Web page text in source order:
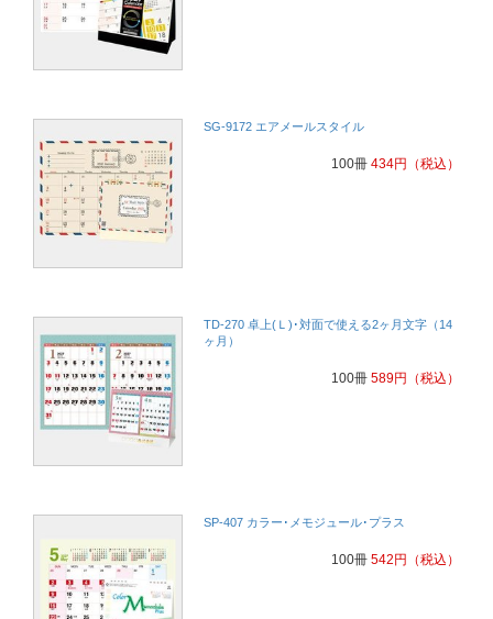
SG-9172 エアメールスタイル
100冊 434円 （税込）
TD-270 卓上(Ｌ)･対面で使える2ヶ月文字（14
ヶ月）
100冊 589円 （税込）
SP-407 カラー･メモジュール･プラス
100冊 542 円 （税込）